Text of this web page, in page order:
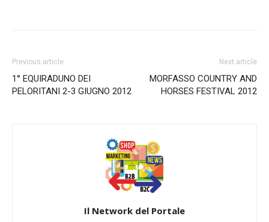
Previous article
1° EQUIRADUNO DEI
PELORITANI 2-3 GIUGNO 2012
Next article
MORFASSO COUNTRY AND
HORSES FESTIVAL 2012
Il Network del Portale